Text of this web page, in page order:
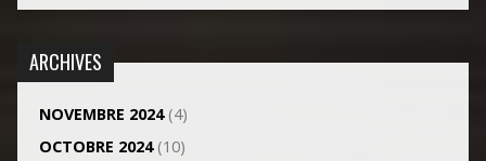
ARCHIVES
NOVEMBRE 2024(4)
OCTOBRE 2024(10)